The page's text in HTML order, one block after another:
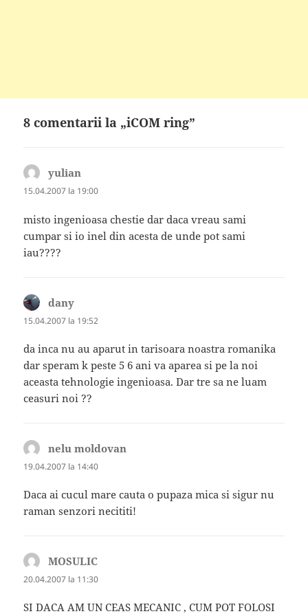
8 comentarii la „iCOM ring”
yulian
15.04.2007 la 19:00
misto ingenioasa chestie dar daca vreau sami
cumpar si io inel din acesta de unde pot sami
iau????
dany
15.04.2007 la 19:52
da inca nu au aparut in tarisoara noastra romanika
dar speram k peste 5 6 ani va aparea si pe la noi
aceasta tehnologie ingenioasa. Dar tre sa ne luam
ceasuri noi ??
nelu moldovan
19.04.2007 la 14:40
Daca ai cucul mare cauta o pupaza mica si sigur nu
raman senzori necititi!
MOSULIC
20.04.2007 la 11:30
SI DACA AM UN CEAS MECANIC , CUM POT FOLOSI